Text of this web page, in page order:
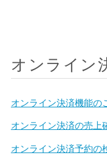
オンライン
オンライン決済機能の
オンライン決済の売上
オンライン決済予約の